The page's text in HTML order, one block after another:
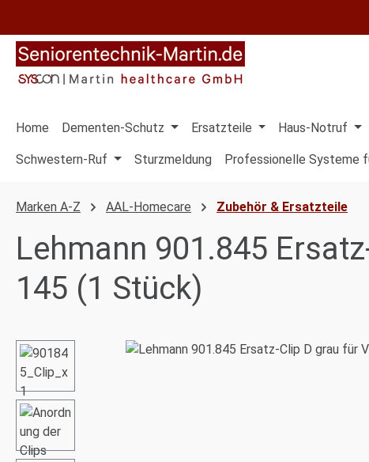
Home Dementen-Schutz Ersatzteile Haus-Notruf
Schwestern-Ruf Sturzmeldung Professionelle Systeme
Marken A-Z AAL-Homecare Zubehör & Ersatzteile
Lehmann 901.845
145 (1 Stück)
Bildergalerie überspringen